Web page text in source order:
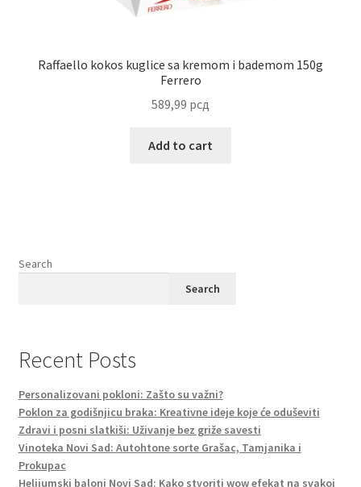
Raffaello kokos kuglice sa kremom i bademom 150g
Ferrero
589,99 рсд
Add to cart
Search
Search
Recent Posts
Personalizovani pokloni: Zašto su važni?
Poklon za godišnjicu braka: Kreativne ideje koje će oduševiti
Zdravi i posni slatkiši: Uživanje bez griže savesti
Vinoteka Novi Sad: Autohtone sorte Grašac, Tamjanika i
Prokupac
Helijumski baloni Novi Sad: Kako stvoriti wow efekat na svakoj